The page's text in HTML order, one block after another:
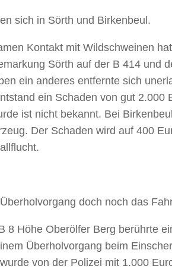
sich in Sörth und Birkenbeul.
Kontakt mit Wildschweinen
Sörth auf der B 414 und
ein anderes entfernte sich
ein Schaden von gut 2.000
ist nicht bekannt. Bei
Der Schaden wird auf 400
doch noch das
8 Höhe Oberölfer Berg berührte
Überholvorgang beim
von der Polizei mit 1.000